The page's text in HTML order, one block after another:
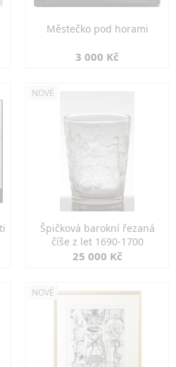
Městečko pod horami
3 000 Kč
NOVÉ
Špičková barokní řezaná
číše z let 1690-1700
25 000 Kč
NOVÉ